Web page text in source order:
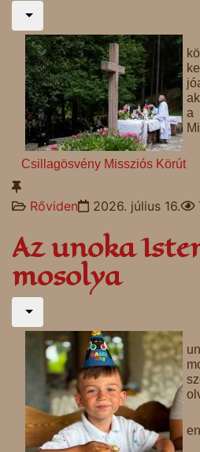
a
Csillagösvény Missziós Körút
Rőviden 2026. július 16.
Az unoka
mosolya